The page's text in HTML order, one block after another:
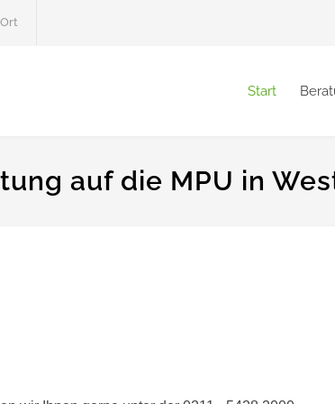
Start
auf die MPU in